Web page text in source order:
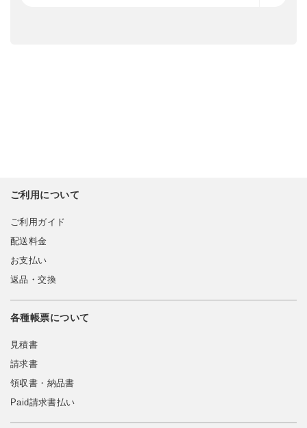
ご利用について
ご利用ガイド
配送料金
お支払い
返品・交換
各種帳票について
見積書
請求書
領収書・納品書
Paid請求書払い